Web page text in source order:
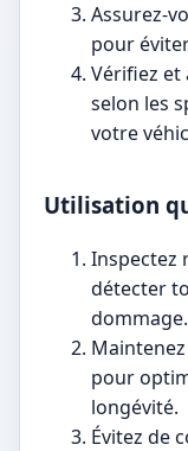
Assurez-
pour
Vérifiez et
selon les
votre
Utilisation
Inspectez
détecter
dommage.
pour
longévité.
Évitez de